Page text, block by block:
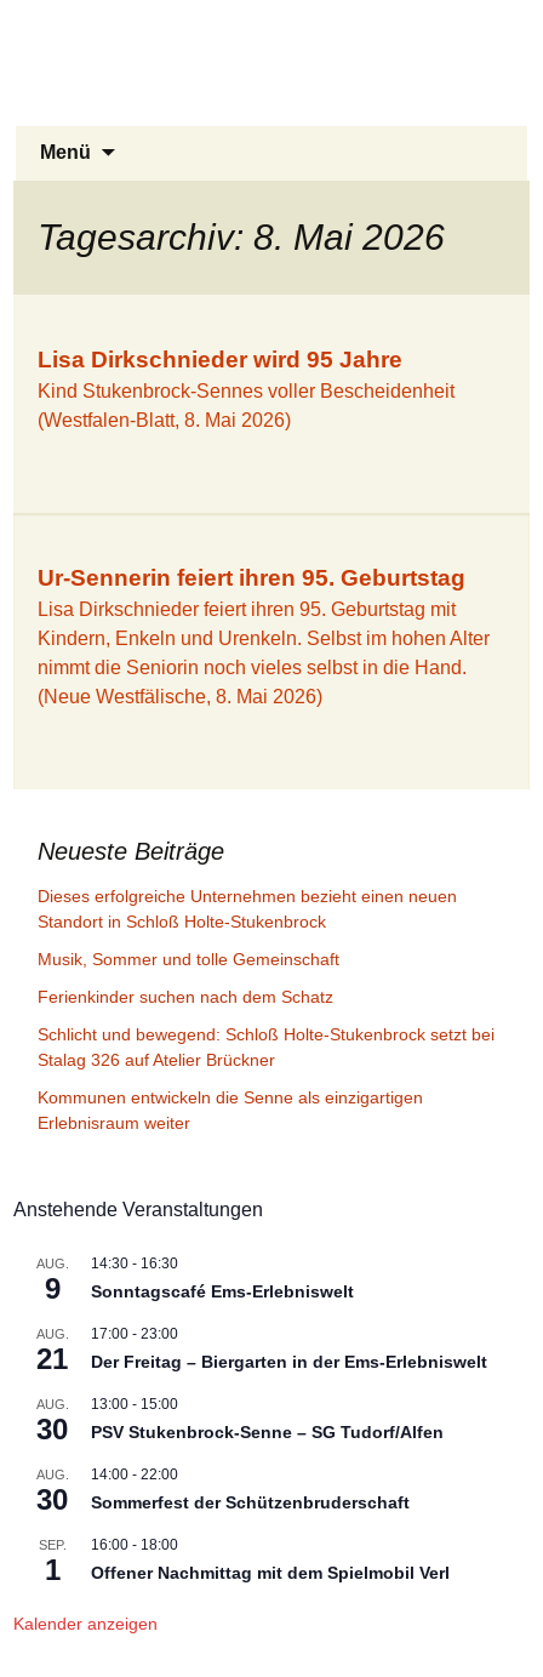
Menü
Tagesarchiv: 8. Mai 2026
Lisa Dirkschnieder wird 95 Jahre
Kind Stukenbrock-Sennes voller Bescheidenheit
(Westfalen-Blatt, 8. Mai 2026)
Ur-Sennerin feiert ihren 95. Geburtstag
Lisa Dirkschnieder feiert ihren 95. Geburtstag mit
Kindern, Enkeln und Urenkeln. Selbst im hohen Alter
nimmt die Seniorin noch vieles selbst in die Hand.
(Neue Westfälische, 8. Mai 2026)
Neueste Beiträge
Dieses erfolgreiche Unternehmen bezieht einen neuen
Standort in Schloß Holte-Stukenbrock
Musik, Sommer und tolle Gemeinschaft
Ferienkinder suchen nach dem Schatz
Schlicht und bewegend: Schloß Holte-Stukenbrock setzt bei
Stalag 326 auf Atelier Brückner
Kommunen entwickeln die Senne als einzigartigen
Erlebnisraum weiter
Anstehende Veranstaltungen
AUG.
9
14:30 - 16:30
Sonntagscafé Ems-Erlebniswelt
AUG.
21
17:00 -23:00
Der Freitag – Biergarten in der Ems-Erlebniswelt
AUG.
30
13:00 - 15:00
PSV Stukenbrock-Senne – SG Tudorf/Alfen
AUG.
30
14:00 -22:00
Sommerfest der Schützenbruderschaft
SEP.
1
16:00 - 18:00
Offener Nachmittag mit dem Spielmobil Verl
Kalender anzeigen